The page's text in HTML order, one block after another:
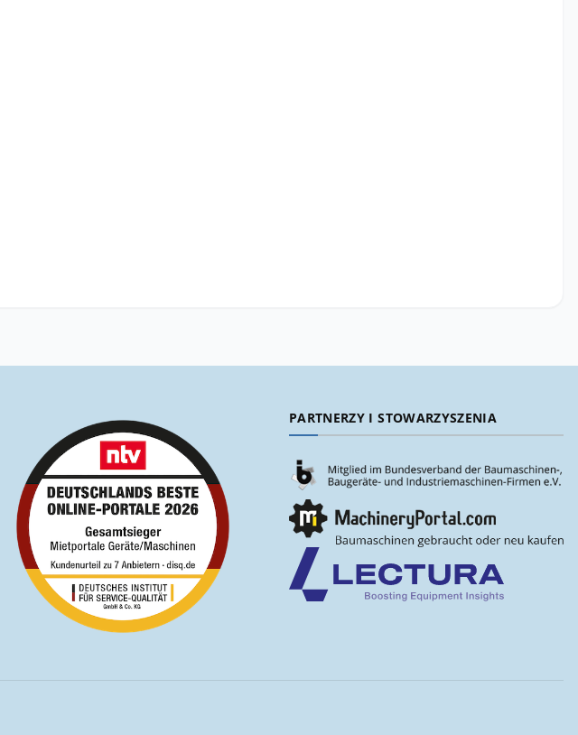
PARTNERZY I STOWARZYSZENIA